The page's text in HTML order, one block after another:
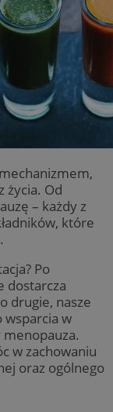
życia. Od
– każdy z
które
Po
dostarcza
drugie, nasze
wsparcia w
menopauza.
w zachowaniu
oraz ogólnego